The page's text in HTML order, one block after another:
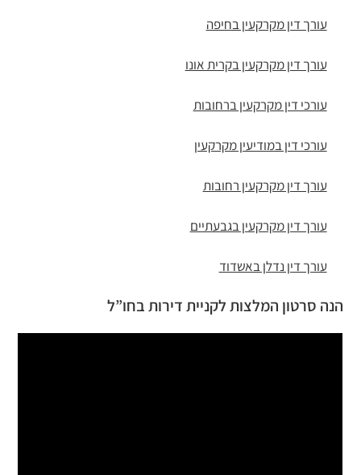
עורך דין מקרקעין בחיפה
עורך דין מקרקעין בקרית אונו
עורכי דין מקרקעין ברחובות
עורכי דין במודיעין מקרקעין
עורך דין מקרקעין רחובות
עורך דין מקרקעין בגבעתיים
עורך דין נדלן באשדוד
הנה סרטון המלצות לקניית דירות בחו”ל